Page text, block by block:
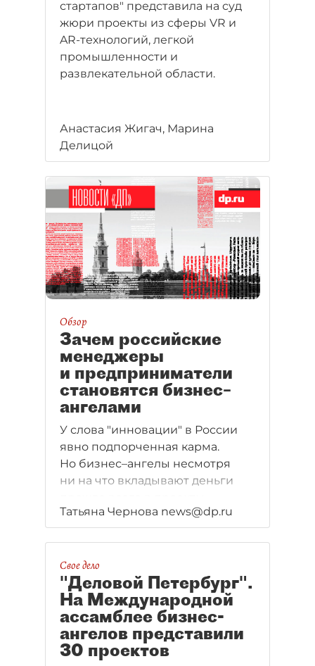
стартапов" представила на суд
жюри проекты из сферы VR и
AR-технологий, легкой
промышленности и
развлекательной области.
Анастасия Жигач, Марина
Делицой
Обзор
Зачем российские
менеджеры
и предприниматели
становятся бизнес–
ангелами
У слова "инновации" в России
явно подпорченная карма.
Но бизнес–ангелы несмотря
ни на что вкладывают деньги
связанные с новыми
технологиями. Правда, рынок
в прошлом году в России рухнул
более чем вдвое. "ДП"
попытался понять, зачем
российские менеджеры
и предприниматели становятся
бизнес–ангелами.
Татьяна Чернова news@dp.ru
Свое дело
"Деловой Петербург".
На Международной
ассамблее бизнес-
ангелов представили
30 проектов